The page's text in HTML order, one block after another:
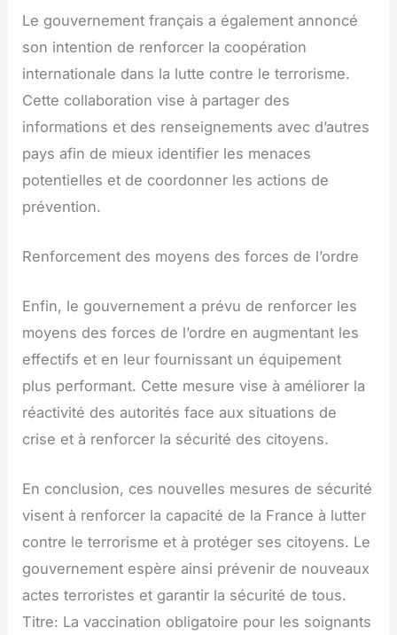
Le gouvernement français a également annoncé
son intention de renforcer la coopération
internationale dans la lutte contre le terrorisme.
Cette collaboration vise à partager des
informations et des renseignements avec d’autres
pays afin de mieux identifier les menaces
potentielles et de coordonner les actions de
prévention.
Renforcement des moyens des forces de l’ordre
Enfin, le gouvernement a prévu de renforcer les
moyens des forces de l’ordre en augmentant les
effectifs et en leur fournissant un équipement
plus performant. Cette mesure vise à améliorer la
réactivité des autorités face aux situations de
crise et à renforcer la sécurité des citoyens.
En conclusion, ces nouvelles mesures de sécurité
visent à renforcer la capacité de la France à lutter
contre le terrorisme et à protéger ses citoyens. Le
gouvernement espère ainsi prévenir de nouveaux
actes terroristes et garantir la sécurité de tous.
Titre: La vaccination obligatoire pour les soignants